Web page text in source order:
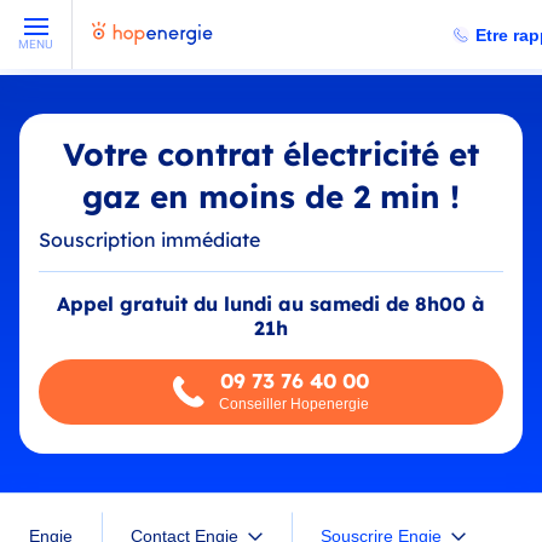
MENU Etre
Votre contrat électricité et
gaz en moins de 2 min !
Souscription immédiate
Appel gratuit du lundi au samedi de 8h00 à
21h
09 73 76 40 00
Conseiller Hopenergie
Engie Contact Engie Souscrire Engie